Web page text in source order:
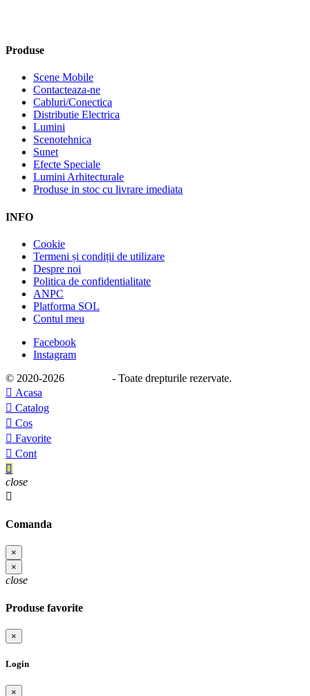
Produse
Scene Mobile
Contacteaza-ne
Cabluri/Conectica
Distributie Electrica
Lumini
Scenotehnica
Sunet
Efecte Speciale
Lumini Arhitecturale
Produse in stoc cu livrare imediata
INFO
Cookie
Termeni și condiții de utilizare
Despre noi
Politica de confidentialitate
ANPC
Platforma SOL
Contul meu
Facebook
Instagram
© 2020-2026
- Toate drepturile rezervate.
 Acasa
 Catalog
 Cos
 Favorite
 Cont

close

Comanda
×
×
close
Produse favorite
×
Login
×